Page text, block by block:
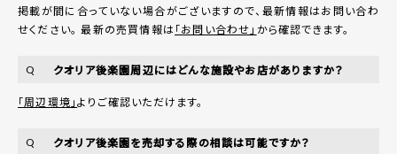
掲載が間に合っていない場合がございますので、最新情報はお問い合わ
せください。 最新の売買情報は「お問い合わせ」 から確認できます。
Q クオリア後楽園周辺にはどんな施設やお店がありますか？
「周辺環境」よりご確認いただけます。
Q クオリア後楽園を売却する際の相談は可能ですか？